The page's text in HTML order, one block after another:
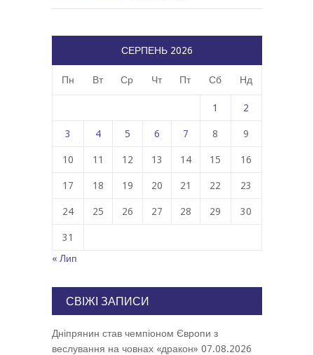
СЕРПЕНЬ 2026
Пн Вт Ср Чт Пт Сб Нд
1 2
3 4 5 6 7 8 9
10 11 12 13 14 15 16
17 18 19 20 21 22 23
24 25 26 27 28 29 30
31
« Лип
СВІЖІ ЗАПИСИ
Дніпрянин став чемпіоном Європи з
веслування на човнах «дракон» 07.08.2026